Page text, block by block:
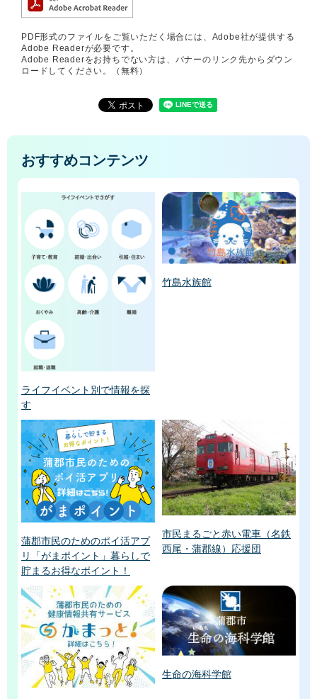
PDF形式のファイルをご覧いただく場合には、Adobe社が提供する
Adobe Readerが必要です。
Adobe Readerをお持ちでない方は、バナーのリンク先からダウン
ロードしてください。（無料）
おすすめコンテンツ
ライフイベント別で情報を探
す
竹島水族館
蒲郡市民のためのポイ活アプ
リ「がまポイント」暮らしで
貯まるお得なポイント！
市民まるごと赤い電車（名鉄
西尾・蒲郡線）応援団
生命の海科学館